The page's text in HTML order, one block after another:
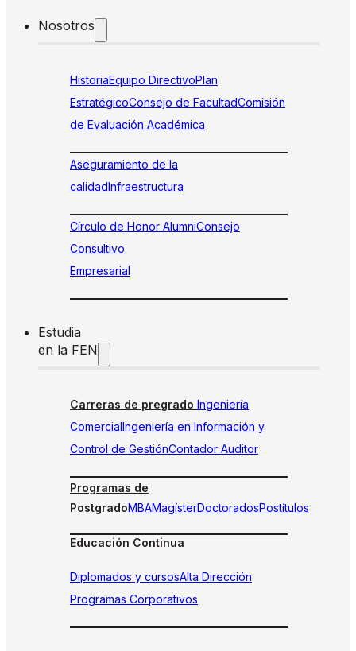
Nosotros
HistoriaEquipo DirectivoPlan
EstratégicoConsejo de FacultadComisión
de Evaluación Académica
Aseguramiento de la
calidadInfraestructura
Círculo de Honor AlumniConsejo
Consultivo
Empresarial
Estudia
en la FEN
Carreras de pregrado Ingeniería
ComercialIngeniería en Información y
Control de GestiónContador Auditor
Programas de
PostgradoMBAMagísterDoctoradosPostítulos
Educación Continua
Diplomados y cursosAlta Dirección
Programas Corporativos